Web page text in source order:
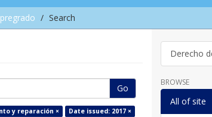
Search
Go
y reparación ×
Date issued: 2017 ×
Derecho
BROWSE
All of site